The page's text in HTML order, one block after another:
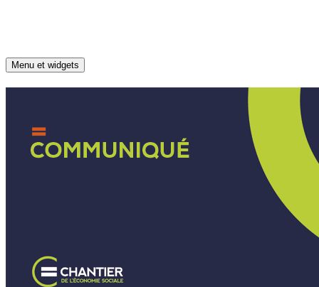
Menu et widgets